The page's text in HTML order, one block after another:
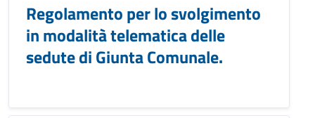
Regolamento per lo svolgimento
in modalità telematica delle
sedute di Giunta Comunale.